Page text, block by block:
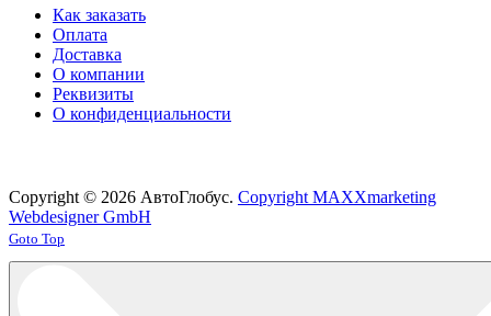
Как заказать
Оплата
Доставка
О компании
Реквизиты
О конфиденциальности
Copyright © 2026 АвтоГлобус. Copyright MAXXmarketing
Webdesigner GmbH
Joomla! 3 Templates
Goto Top